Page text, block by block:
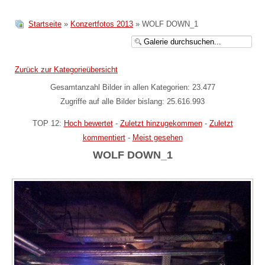
Startseite » Konzertfotos 2013 » WOLF DOWN_1
Zurück zur Kategorieübersicht
Gesamtanzahl Bilder in allen Kategorien: 23.477
Zugriffe auf alle Bilder bislang: 25.616.993
TOP 12: Hoch bewertet- Zuletzt hinzugekommen- Zuletzt
kommentiert- Meist gesehen
WOLF DOWN_1